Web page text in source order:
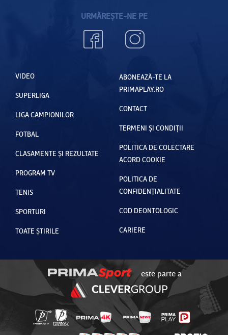
URMĂREȘTE-NE PE
VIDEO
SUPERLIGA
LIGA CAMPIONILOR
FOTBAL
CLASAMENTE ȘI REZULTATE
PROGRAM TV
TENIS
SPORTURI
TOATE ȘTIRILE
ABONEAZĂ-TE LA
PRIMAPLAY.RO
CONTACT
TERMENI ȘI CONDIȚII
POLITICA DE COLECTARE
ACORD COOKIE
POLITICA DE
CONFIDENȚIALITATE
COD DEONTOLOGIC
CARIERE
este parte a